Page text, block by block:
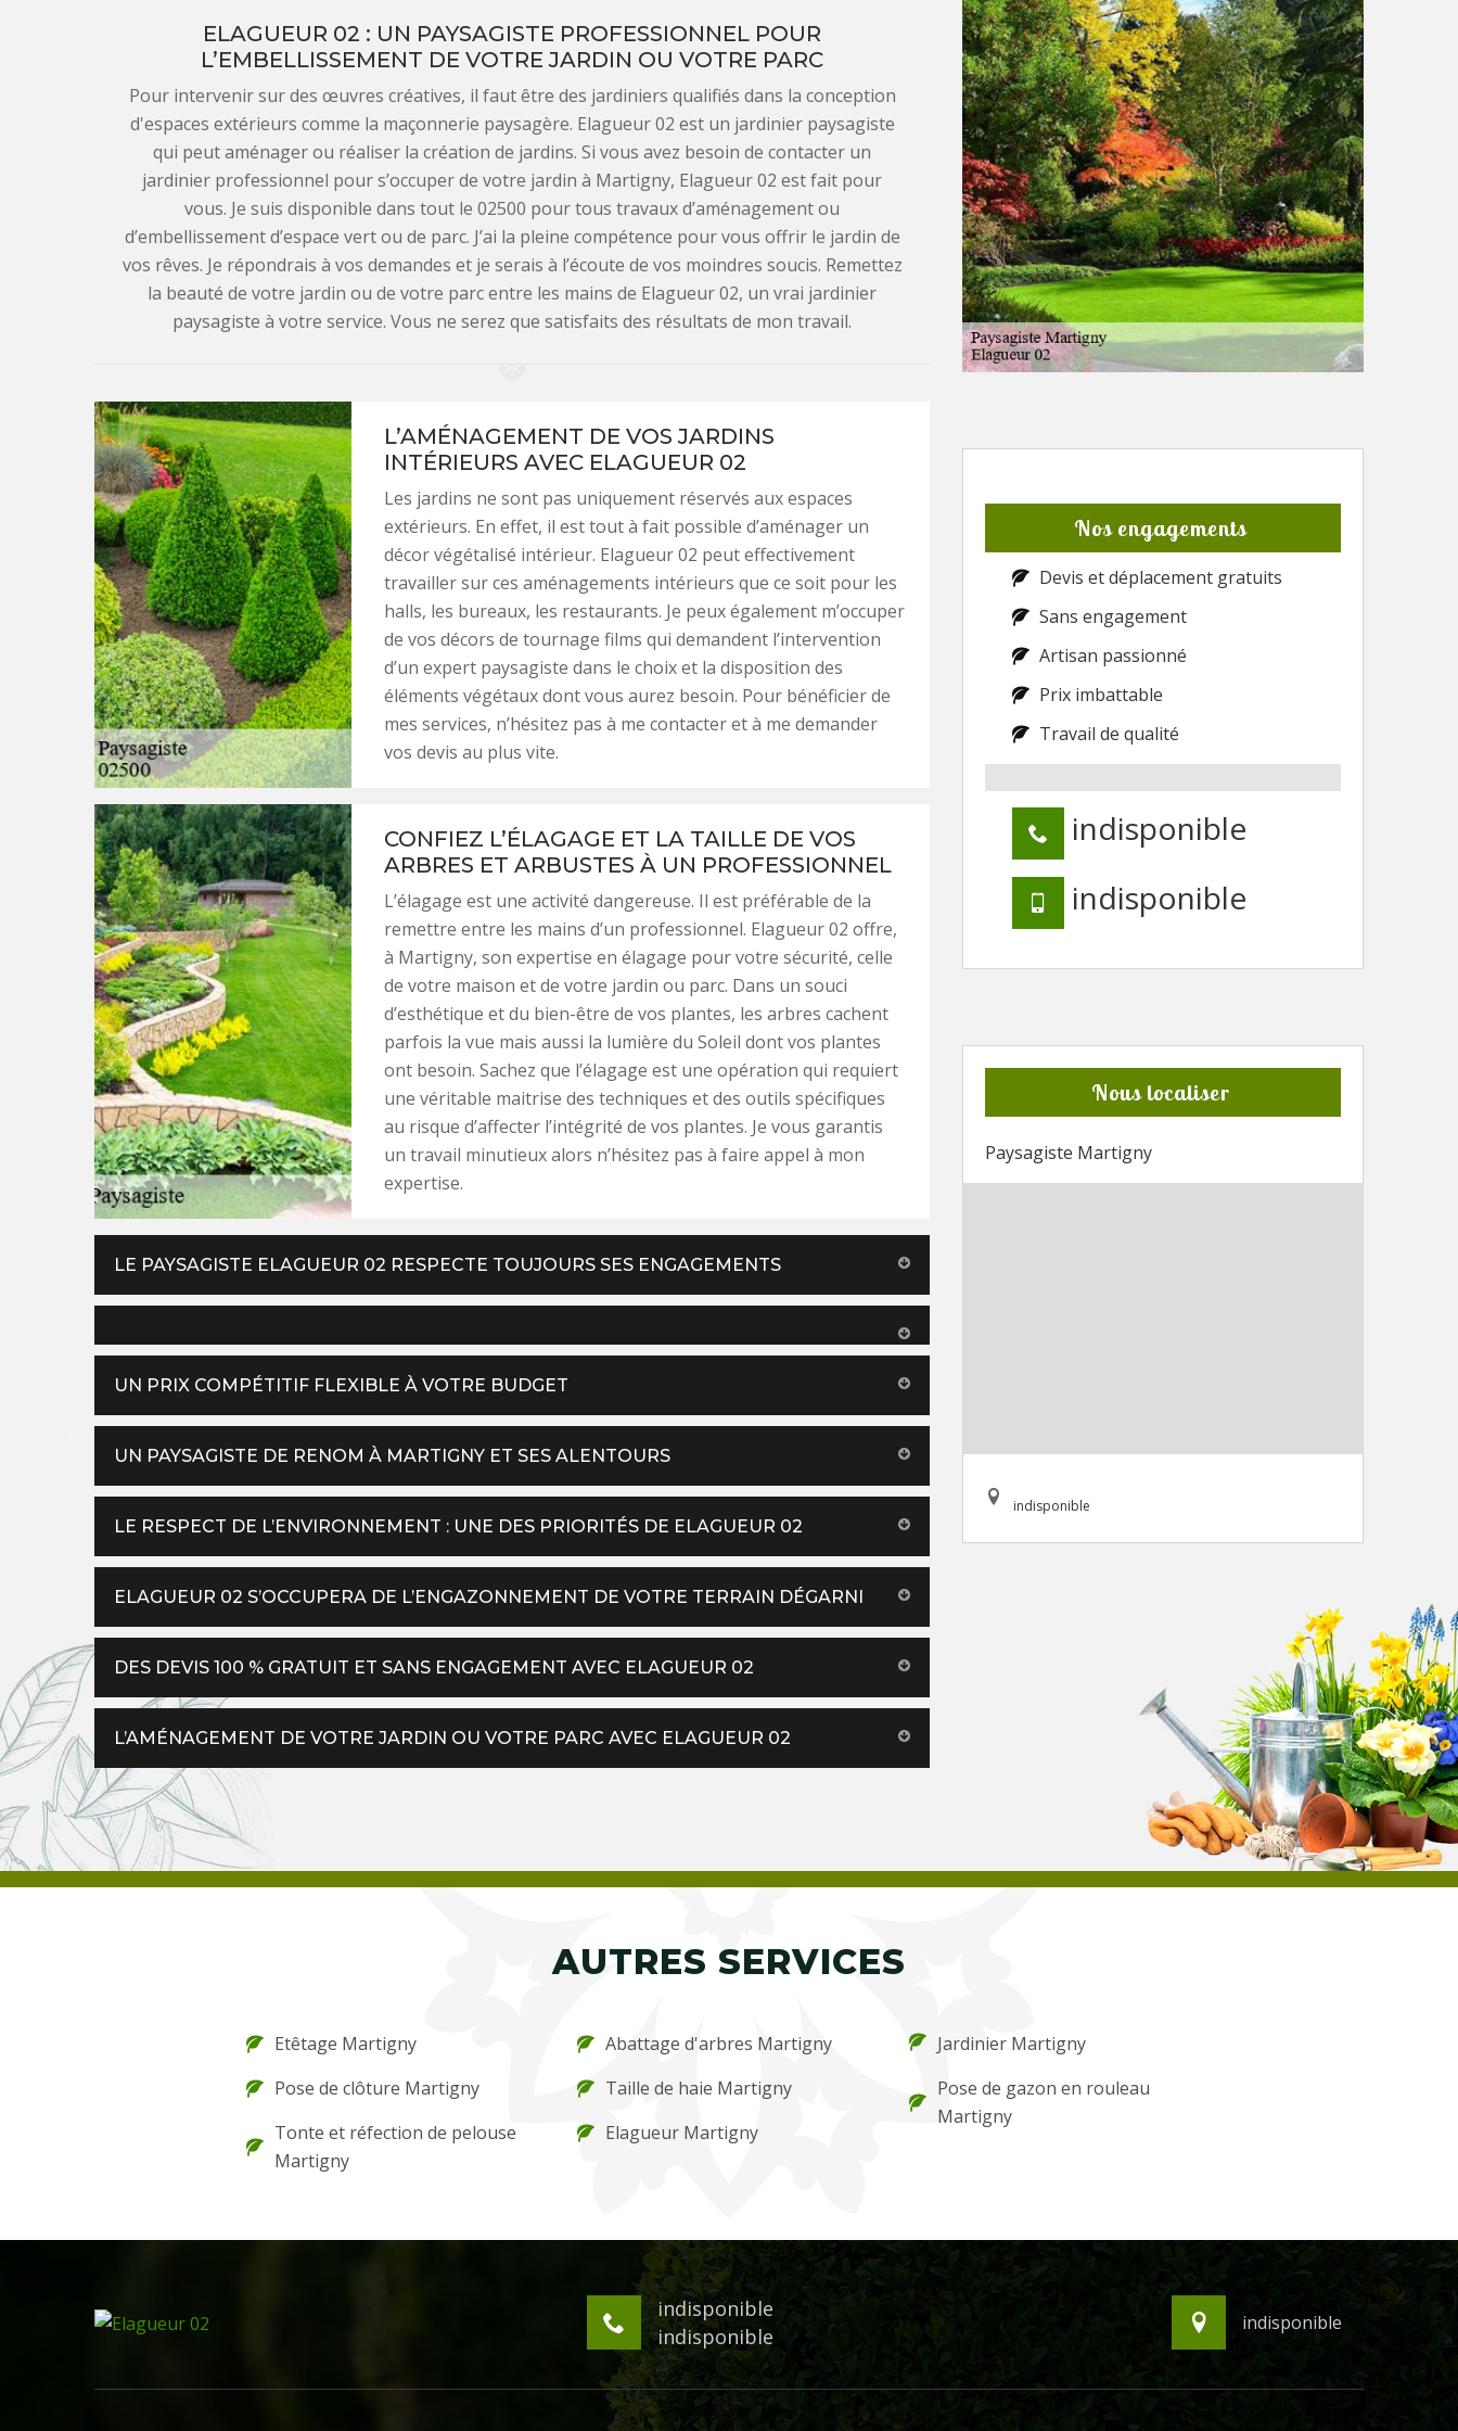
ELAGUEUR 02 : UN PAYSAGISTE PROFESSIONNEL POUR
L’EMBELLISSEMENT DE VOTRE JARDIN OU VOTRE PARC
Pour intervenir sur des œuvres créatives, il faut être des jardiniers qualifiés dans la conception
d'espaces extérieurs comme la maçonnerie paysagère. Elagueur 02 est un jardinier paysagiste
qui peut aménager ou réaliser la création de jardins. Si vous avez besoin de contacter un
jardinier professionnel pour s’occuper de votre jardin à Martigny, Elagueur 02 est fait pour
vous. Je suis disponible dans tout le 02500 pour tous travaux d’aménagement ou
d’embellissement d’espace vert ou de parc. J’ai la pleine compétence pour vous offrir le jardin de
vos rêves. Je répondrais à vos demandes et je serais à l’écoute de vos moindres soucis. Remettez
la beauté de votre jardin ou de votre parc entre les mains de Elagueur 02, un vrai jardinier
paysagiste à votre service. Vous ne serez que satisfaits des résultats de mon travail.
L’AMÉNAGEMENT DE VOS JARDINS
INTÉRIEURS AVEC ELAGUEUR 02
Les jardins ne sont pas uniquement réservés aux espaces
extérieurs. En effet, il est tout à fait possible d’aménager un
décor végétalisé intérieur. Elagueur 02 peut effectivement
travailler sur ces aménagements intérieurs que ce soit pour les
halls, les bureaux, les restaurants. Je peux également m’occuper
de vos décors de tournage films qui demandent l’intervention
d’un expert paysagiste dans le choix et la disposition des
éléments végétaux dont vous aurez besoin. Pour bénéficier de
mes services, n’hésitez pas à me contacter et à me demander
vos devis au plus vite.
CONFIEZ L’ÉLAGAGE ET LA TAILLE DE VOS
ARBRES ET ARBUSTES À UN PROFESSIONNEL
L’élagage est une activité dangereuse. Il est préférable de la
remettre entre les mains d’un professionnel. Elagueur 02 offre,
à Martigny, son expertise en élagage pour votre sécurité, celle
de votre maison et de votre jardin ou parc. Dans un souci
d’esthétique et du bien-être de vos plantes, les arbres cachent
parfois la vue mais aussi la lumière du Soleil dont vos plantes
ont besoin. Sachez que l’élagage est une opération qui requiert
une véritable maitrise des techniques et des outils spécifiques
au risque d’affecter l’intégrité de vos plantes. Je vous garantis
un travail minutieux alors n’hésitez pas à faire appel à mon
expertise.
LE PAYSAGISTE ELAGUEUR 02 RESPECTE TOUJOURS SES ENGAGEMENTS
UN PRIX COMPÉTITIF FLEXIBLE À VOTRE BUDGET
UN PAYSAGISTE DE RENOM À MARTIGNY ET SES ALENTOURS
LE RESPECT DE L’ENVIRONNEMENT : UNE DES PRIORITÉS DE ELAGUEUR 02
ELAGUEUR 02 S’OCCUPERA DE L’ENGAZONNEMENT DE VOTRE TERRAIN DÉGARNI
DES DEVIS 100 % GRATUIT ET SANS ENGAGEMENT AVEC ELAGUEUR 02
L’AMÉNAGEMENT DE VOTRE JARDIN OU VOTRE PARC AVEC ELAGUEUR 02
Nos engagements
Devis et déplacement gratuits
Sans engagement
Artisan passionné
Prix imbattable
Travail de qualité
indisponible
indisponible
Nous localiser
Paysagiste Martigny
indisponible
AUTRES SERVICES
Etêtage Martigny
Pose de clôture Martigny
Tonte et réfection de pelouse
Martigny
Abattage d'arbres Martigny
Taille de haie Martigny
Elagueur Martigny
Jardinier Martigny
Pose de gazon en rouleau
Martigny
indisponible
indisponible
indisponible